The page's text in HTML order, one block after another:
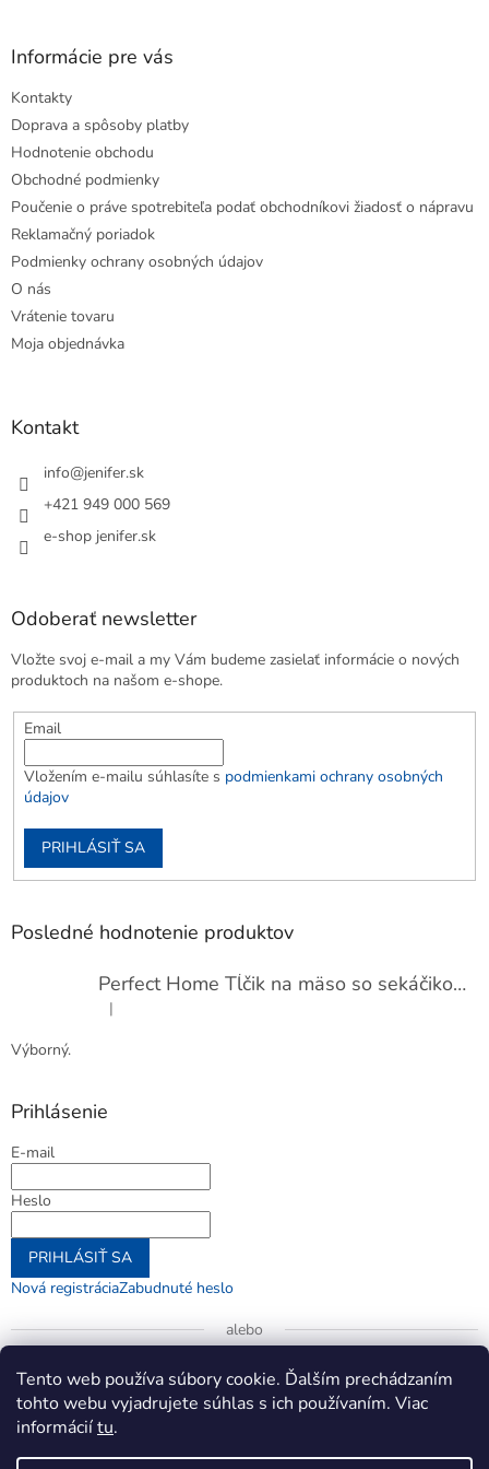
Tento web používa súbory cookie. Ďalším prechádzaním
tohto webu vyjadrujete súhlas s ich používaním. Viac
informáciítu.
Informácie pre vás
Kontakty
Doprava a spôsoby platby
Hodnotenie obchodu
Obchodné podmienky
Poučenie o práve spotrebiteľa podať obchodníkovi žiadosť o nápravu
Reklamačný poriadok
Podmienky ochrany osobných údajov
O nás
Vrátenie tovaru
Moja objednávka
Kontakt
info@jenifer.sk
+421 949 000 569
e-shop jenifer.sk
Odoberať newsletter
Vložte svoj e-mail a my Vám budeme zasielať informácie o nových
produktoch na našom e-shope.
Email
Vložením e-mailu súhlasíte s podmienkami ochrany osobných
údajov
PRIHLÁSIŤ SA
Posledné hodnotenie produktov
Perfect Home Tĺčik na mäso so sekáčikom, 56893
Hodnotenie produktu je 5 z 5 hviezdičiek.
|
Výborný.
Prihlásenie
E-mail
Heslo
PRIHLÁSIŤ SA
Nová registráciaZabudnuté heslo
alebo
Prihlásiť sa cez Google